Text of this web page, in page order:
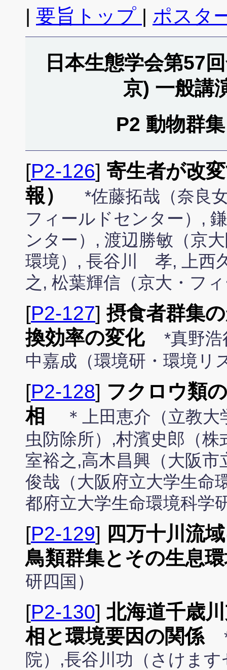
| 要旨トップ | ポスタ
日本生態学会第57
京) 一般講
P2 動物群
[P2-126] 寄生者が改
報）
*佐藤拓哉（奈良
フィールドセンター）,
ンター）, 渡辺勝敏（京
環境）, 長谷川 孝, 上西
之, 松葉輝信（京大・フ
[P2-127]摂食者群集
換効率の変化
*真野
中嘉成（環境研・環境リ
[P2-128] フクロウ類
相
＊上田恵介（立教
虫防除所）,村濱史郎（
室裕之,高木昌興（大阪
俊哉（大阪府立大学生命
都府立大学生命環境科学
[P2-129] 四万十川流
鳥類群集とその生息
研四国）
[P2-130] 北海道千歳
相と環境要因の関係
院）,長谷川功（さけま